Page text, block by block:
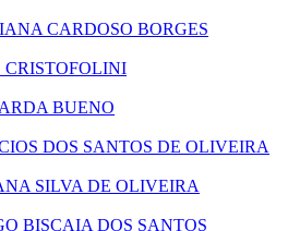
CARDOSO BORGES
CRISTOFOLINI
BUENO
DOS SANTOS DE OLIVEIRA
SILVA DE OLIVEIRA
BISCAIA DOS SANTOS